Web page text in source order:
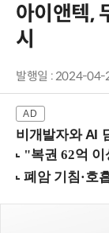
아이앤텍,
시
발행일 : 2024-
비개발자와 AI 담당자